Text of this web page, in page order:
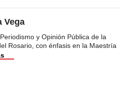
Vega
y Opinión Pública de la
Rosario, con énfasis en la Maestría